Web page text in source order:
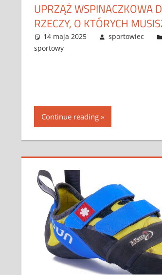
UPRZĄŻ WSPINACZKOWA
RZECZY, O KTÓRYCH
14 maja 2025 sportowiec
sportowy
Continue reading